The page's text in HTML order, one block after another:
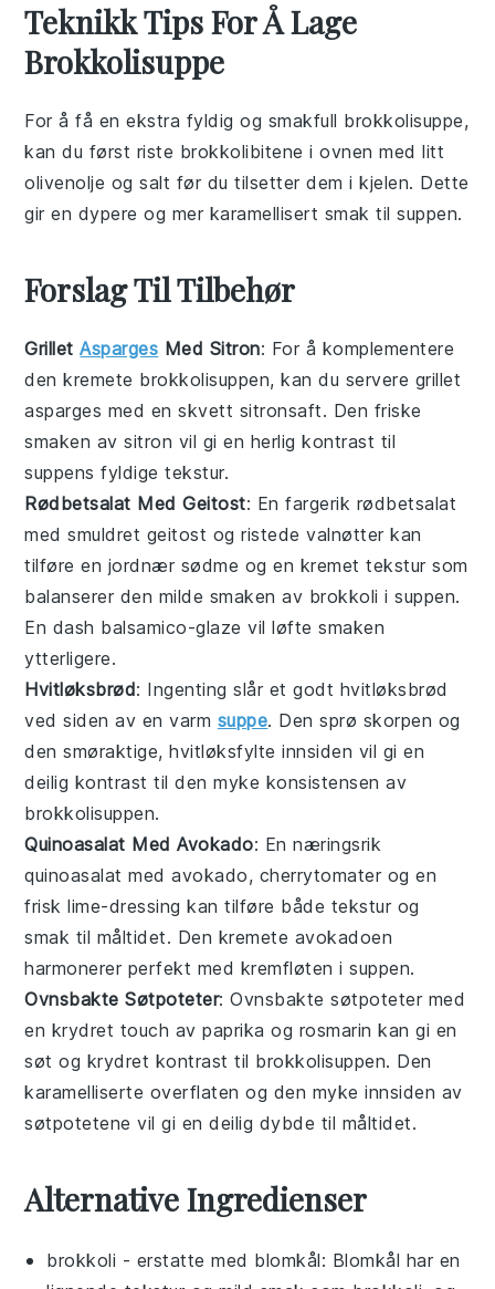
Teknikk Tips For Å Lage
Brokkolisuppe
For å få en ekstra fyldig og smakfull brokkolisuppe,
kan du først riste brokkolibitene i ovnen med litt
olivenolje ogsalt før du tilsetter dem ikjelen. Dette
gir en dypere og mer karamellisert smak tilsuppen.
Forslag Til Tilbehør
GrilletAsparges Med Sitron: For å komplementere
den kremete brokkolisuppen, kan du servere grillet
asparges med en skvett sitronsaft. Den friske
smaken av sitron vil gi en herlig kontrast til
suppens fyldige tekstur.
Rødbetsalat Med Geitost: En fargerik rødbetsalat
med smuldret geitost og ristede valnøtter kan
tilføre en jordnær sødme og en kremet tekstur som
balanserer den milde smaken av brokkoli i suppen.
En dash balsamico-glaze vil løfte smaken
ytterligere.
Hvitløksbrød: Ingenting slår et godt hvitløksbrød
ved siden av en varm suppe. Den sprø skorpen og
den smøraktige, hvitløksfylte innsiden vil gi en
deilig kontrast til den myke konsistensen av
brokkolisuppen.
Quinoasalat Med Avokado: En næringsrik
quinoasalat med avokado, cherrytomater og en
frisk lime-dressing kan tilføre både tekstur og
smak til måltidet. Den kremete avokadoen
harmonerer perfekt med kremfløten i suppen.
Ovnsbakte Søtpoteter: Ovnsbaktesøtpoteter med
en krydret touch av paprika og rosmarin kan gi en
søt og krydret kontrast til brokkolisuppen. Den
karamelliserte overflaten og den myke innsiden av
søtpotetene vil gi en deilig dybde til måltidet.
Alternative Ingredienser
brokkoli - erstatte med blomkål: Blomkål har en